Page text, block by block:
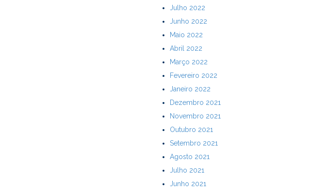
Julho 2022
Junho 2022
Maio 2022
Abril 2022
Março 2022
Fevereiro 2022
Janeiro 2022
Dezembro 2021
Novembro 2021
Outubro 2021
Setembro 2021
Agosto 2021
Julho 2021
Junho 2021